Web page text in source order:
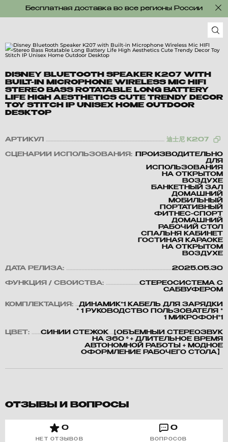
Бесплатная доставка во все регионы России
DISNEY BLUETOOTH SPEAKER K207 WITH
BUILT-IN MICROPHONE WIRELESS MIC HIFI
STEREO BASS ROTATABLE LONG BATTERY
LIFE HIGH AESTHETICS CUTE TRENDY DECOR
TOY STITCH IP UNISEX HOME OUTDOOR
DESKTOP
АРТИКУЛ 迪士尼 K207
СЦЕНАРИЙ ИСПОЛЬЗОВАНИЯ:
ДЛЯ
ИСПОЛЬЗОВАНИЯ
НА ОТКРЫТОМ
ВОЗДУХЕ
БАНКЕТНЫЙ ЗАЛ
ДОМАШНИЙ
МОБИЛЬНЫЙ
ПОРТАТИВНЫЙ
ФИТНЕС-СПОРТ
ДОМАШНИЙ
РАБОЧИЙ СТОЛ
СПАЛЬНЯ КАБИНЕТ
ГОСТИНАЯ КАРАОКЕ
НА ОТКРЫТОМ
ВОЗДУХЕ
ДАТА РЕЛИЗА: 2025.05.30
ФУНКЦИЯ / СВОЙСТВА:
СТЕРЕОСИСТЕМА С
САБВУФЕРОМ
КОМПЛЕКТАЦИЯ:
ДИНАМИК*1 КАБЕЛЬ ДЛЯ ЗАРЯДКИ
* 1 РУКОВОДСТВО ПОЛЬЗОВАТЕЛЯ *
1 МИКРОФОН*1
ЦВЕТ:
СИНИЙ СТЕЖОК 【ОБЪЕМНЫЙ СТЕРЕОЗВУК
НА 360 ° + ДЛИТЕЛЬНОЕ ВРЕМЯ
АВТОНОМНОЙ РАБОТЫ + МОДНОЕ
ОФОРМЛЕНИЕ РАБОЧЕГО СТОЛА】
ОТЗЫВЫ И ВОПРОСЫ
0
НЕТ ОТЗЫВОВ
0
ВОПРОСОВ